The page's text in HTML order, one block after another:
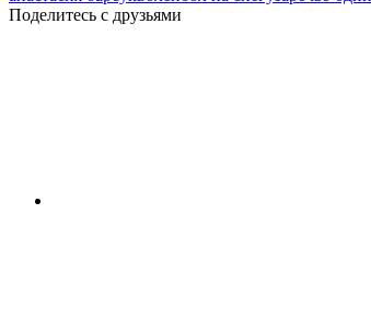
Поделитесь с друзьями